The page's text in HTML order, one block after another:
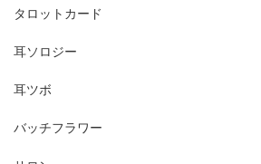
タロットカード
耳ソロジー
耳ツボ
バッチフラワー